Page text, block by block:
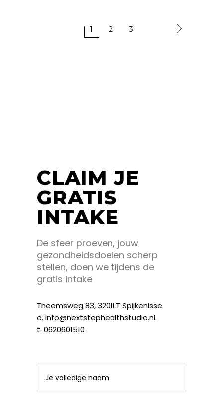
1 2 3
CLAIM JE
GRATIS
INTAKE
De sfeer proeven, jouw
gezondheidsdoelen scherp
stellen, doen we tijdens de
gratis intake
Theemsweg 83, 3201LT Spijkenisse.
e. info@nextstephealthstudio.nl.
t. 0620601510